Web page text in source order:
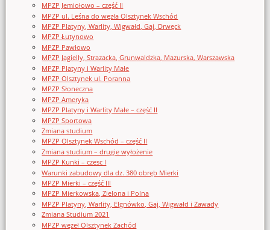
MPZP Jemiołowo – część II
MPZP ul. Leśna do węzła Olsztynek Wschód
MPZP Platyny, Warlity, Wigwałd, Gaj, Drwęck
MPZP Łutynowo
MPZP Pawłowo
MPZP Jagielly, Strazacka, Grunwaldzka, Mazurska, Warszawska
MPZP Platyny i Warlity Małe
MPZP Olsztynek ul. Poranna
MPZP Słoneczna
MPZP Ameryka
MPZP Platyny i Warlity Małe – część II
MPZP Sportowa
Zmiana studium
MPZP Olsztynek Wschód – część II
Zmiana studium – drugie wyłożenie
MPZP Kunki – czesc I
Warunki zabudowy dla dz. 380 obręb Mierki
MPZP Mierki – część III
MPZP Mierkowska, Zielona i Polna
MPZP Platyny, Warlity, Elgnówko, Gaj, Wigwałd i Zawady
Zmiana Studium 2021
MPZP węzeł Olsztynek Zachód